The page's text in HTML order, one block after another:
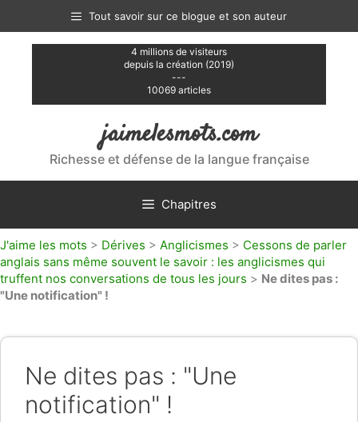
contenu
Tout savoir sur ce blogue et son auteur
4 millions de visiteurs
depuis la création (2019)
---
10069 articles
jaimelesmots.com
Richesse et défense de la langue française
Chapitres
J'aime les mots > Dérives > Anglicismes > Cessons de parler
anglais sans même souvent le savoir : les anglicismes qui
truffent nos conversations de tous les jours > Ne dites pas :
"Une notification" !
Ne dites pas : "Une
notification" !